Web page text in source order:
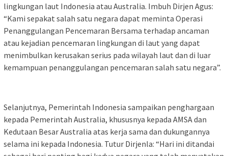
lingkungan laut Indonesia atau Australia. Imbuh Dirjen Agus:
“Kami sepakat salah satu negara dapat meminta Operasi
Penanggulangan Pencemaran Bersama terhadap ancaman
atau kejadian pencemaran lingkungan di laut yang dapat
menimbulkan kerusakan serius pada wilayah laut dan di luar
kemampuan penanggulangan pencemaran salah satu negara”.
Selanjutnya, Pemerintah Indonesia sampaikan penghargaan
kepada Pemerintah Australia, khususnya kepada AMSA dan
Kedutaan Besar Australia atas kerja sama dan dukungannya
selama ini kepada Indonesia. Tutur Dirjenla: “Hari ini ditandai